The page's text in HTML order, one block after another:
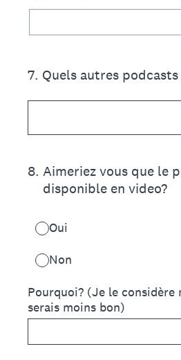
7. Quels autres
8. Aimeriez vous que le
disponible en video?
Oui
Non
Pourquoi? (Je le considère
serais moins bon)